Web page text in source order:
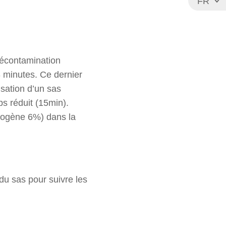
minutes. Ce dernier
d’un sas
réduit (15min).
6%) dans la
sas pour suivre les